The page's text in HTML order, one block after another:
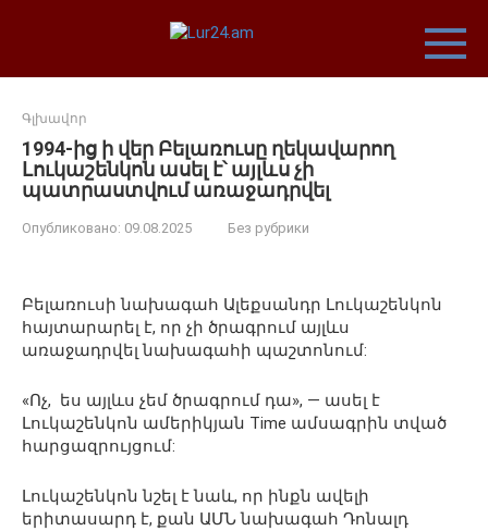
Գլխավոր
1994-ից ի վեր Բելառուսը ղեկավարող
Լուկաշենկոն ասել է՝ այլևս չի
պատրաստվում առաջադրվել
Опубликовано: 09.08.2025 Без рубрики
Բելառուսի նախագահ Ալեքսանդր Լուկաշենկոն
հայտարարել է, որ չի ծրագրում այլևս
առաջադրվել նախագահի պաշտոնում:
«Ոչ, ես այլևս չեմ ծրագրում դա», — ասել է
Լուկաշենկոն ամերիկյան Time ամսագրին տված
հարցազրույցում:
Լուկաշենկոն նշել է նաև, որ ինքն ավելի
երիտասարդ է, քան ԱՄՆ նախագահ Դոնալդ